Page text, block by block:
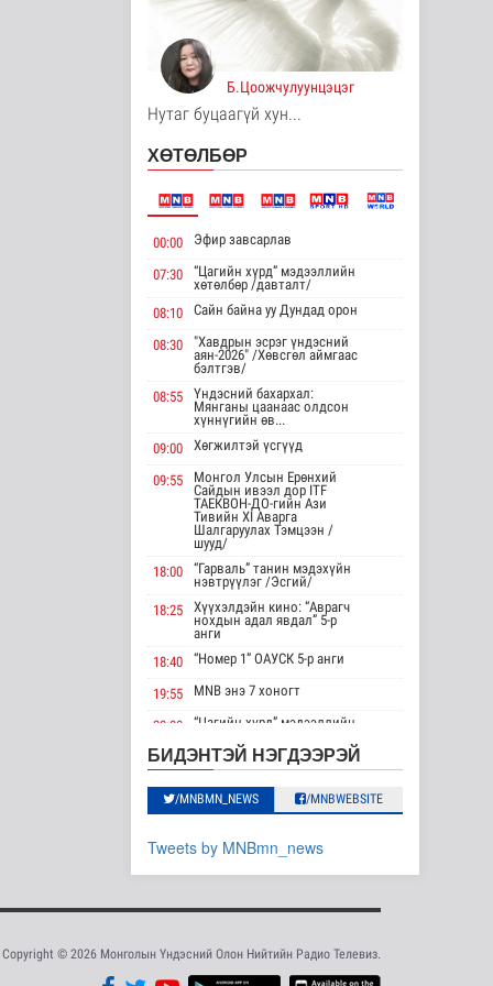
дипломат
төлөөлөгчийн таван
9 цаг 50 минутын өмнө
Монгол анагаах
баг Архангай ай..
9 цаг 50 минутын өмнө
Хирошимад иргэд
Японы зэвсгийн
экспортын
бодлогы..
9 цаг 2 минутын өмнө
Трамп Ирантай
тохиролцоонд хүрэх
шинэ гарц эрэлх..
Дэлхийд
9 цаг 11 минутын өмнө
Европ даяар хэт
халалт эрчимжиж
Дэлхийд
9 цаг 19 минутын өмнө
Байгаль орчин
Нийслэлд 107 ШТС-
аар АИ 92
автобензин түгээж
Улс төр
Олон улсын
..
Нийгэм
Б.Цоожчулуунцэцэг
Нутаг буцаагүй хун...
ХӨТӨЛБӨР
00:00 Эфир завсарлав
07:30
“Цагийн хүрд” мэдээллийн
хөтөлбөр /давталт/
08:10
Сайн байна уу Дундад орон
08:30
"Хавдрын эсрэг үндэсний
аян-2026" /Хөвсгөл аймгаас
бэлтгэв/
08:55
Үндэсний бахархал:
Мянганы цаанаас олдсон
хүннүгийн өв...
09:00
Хөгжилтэй үсгүүд
09:55
Монгол Улсын Ерөнхий
Сайдын ивээл дор ITF
ТАЕКВОН-ДО-гийн Ази
Тивийн XI Аварга
Шалгаруулах Тэмцээн /
шууд/
18:00
“Гарваль” танин мэдэхүйн
нэвтрүүлэг /Эсгий/
18:25
Хүүхэлдэйн кино: “Аврагч
нохдын адал явдал” 5-р
анги
18:40
“Номер 1” ОАУСК 5-р анги
19:55 MNB энэ 7 хоногт
20:00
“Цагийн хүрд” мэдээллийн
20:40
MNB энэ 7 хоногт
20:45 Хөндөх сэдэв: Эмийн чанар
мэдэхүйн нэвтрүүлэг S2 #9
Баянхонгор аймгаас
БИДЭНТЭЙ НЭГДЭЭРЭЙ
/MNBMN_NEWS /MNBWEBSITE
Tweets by MNBmn_news
Copyright © 2026 Монголын Үндэсний Олон Нийтийн Радио Телевиз.